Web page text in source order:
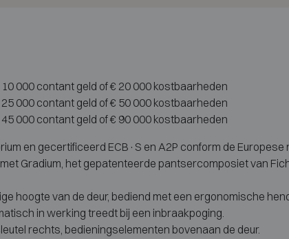
000 contant geld of € 20 000 kostbaarheden
000 contant geld of € 50 000 kostbaarheden
000 contant geld of € 90 000 kostbaarheden
en gecertificeerd ECB·S en A2P conform de Europese
Gradium, het gepatenteerde pantsercomposiet van
hoogte van de deur, bediend met een ergonomische
in werking treedt bij een inbraakpoging.
rechts, bedieningselementen bovenaan de deur.